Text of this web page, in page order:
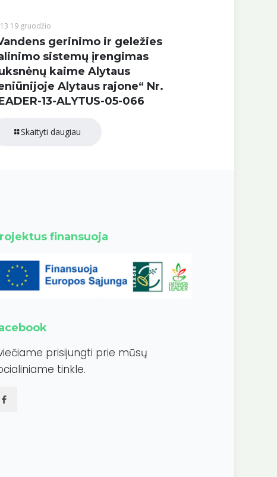
19 gruodžio
gerinimo ir geležies
sistemų įrengimas
kaime Alytaus
Alytaus rajone“ Nr.
13-ALYTUS-05-066
Skaityti daugiau
finansuoja
prisijungti prie mūsų
tinkle.